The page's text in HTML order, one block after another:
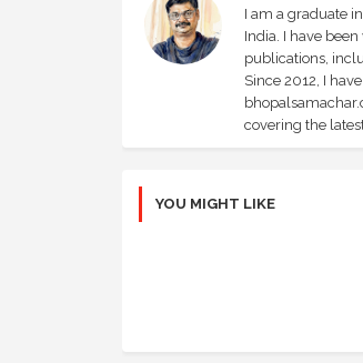
I am a graduate
India. I have
publications,
Since 2012, I
covering the
YOU MIGHT LIKE